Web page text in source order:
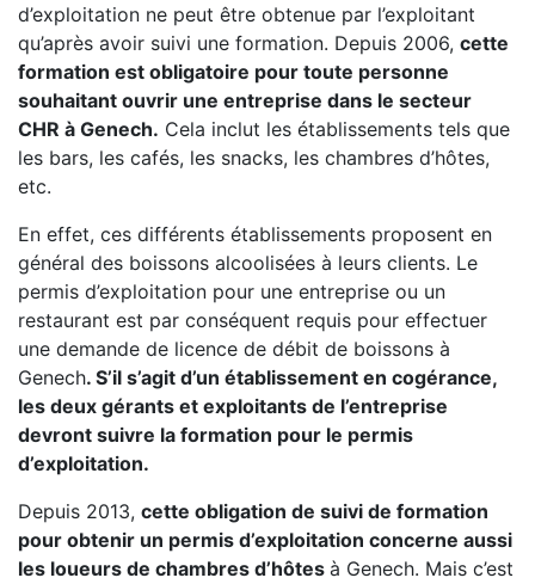
d’exploitation ne peut être obtenue par l’exploitant
qu’après avoir suivi une formation. Depuis 2006, cette
formation est obligatoire pour toute personne
souhaitant ouvrir une entreprise dans le secteur
CHR à Genech. Cela inclut les établissements tels que
les bars, les cafés, les snacks, les chambres d’hôtes,
etc.
En effet, ces différents établissements proposent en
général des boissons alcoolisées à leurs clients. Le
permis d’exploitation pour une entreprise ou un
restaurant est par conséquent requis pour effectuer
une demande de licence de débit de boissons à
Genech. S’il s’agit d’un établissement en cogérance,
les deux gérants et exploitants de l’entreprise
devront suivre la formation pour le permis
d’exploitation.
Depuis 2013, cette obligation de suivi de formation
pour obtenir un permis d’exploitation concerne aussi
les loueurs de chambres d’hôtes à Genech. Mais c’est